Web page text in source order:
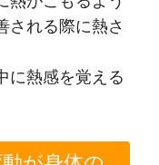
される際に熱さ
に熱感を覚える